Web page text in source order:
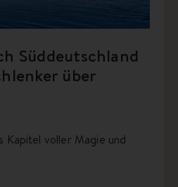
Süddeutschland
über
Kapitel voller Magie und